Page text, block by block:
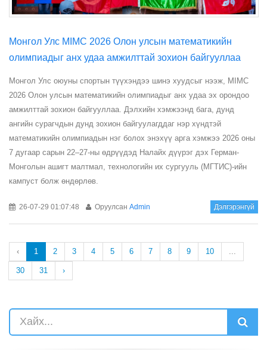
Монгол Улс MIMC 2026 Олон улсын математикийн
олимпиадыг анх удаа амжилттай зохион байгууллаа
Монгол Улс оюуны спортын түүхэндээ шинэ хуудсыг нээж, MIMC
2026 Олон улсын математикийн олимпиадыг анх удаа эх орондоо
амжилттай зохион байгууллаа. Дэлхийн хэмжээнд бага, дунд
ангийн сурагчдын дунд зохион байгуулагддаг нэр хүндтэй
математикийн олимпиадын нэг болох энэхүү арга хэмжээ 2026 оны
7 дугаар сарын 22–27-ны өдрүүдэд Налайх дүүрэг дэх Герман-
Монголын ашигт малтмал, технологийн их сургууль (МГТИС)-ийн
кампуст болж өндөрлөв.
26-07-29 01:07:48 Оруулсан Admin Дэлгэрэнгүй
‹ 1 2 3 4 5 6 7 8 9 10
30 31 ›